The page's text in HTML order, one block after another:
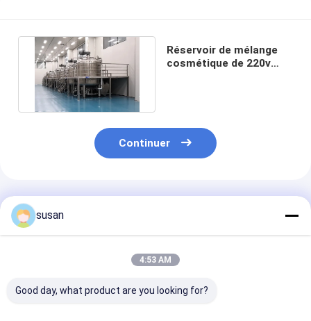
Réservoir de mélange
cosmétique de 220v
Continuer
Produits Recommandés
susan
4:53 AM
Good day, what product are you looking for?